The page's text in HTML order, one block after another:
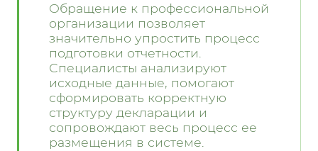
Обращение к профессиональной
организации позволяет
значительно упростить процесс
подготовки отчетности.
Специалисты анализируют
исходные данные, помогают
сформировать корректную
структуру декларации и
сопровождают весь процесс ее
размещения в системе.